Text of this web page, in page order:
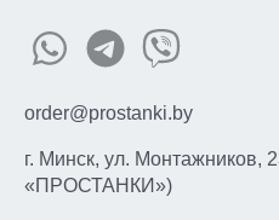
order@prostanki.by
г. Минск, ул. Монтажников,
«ПРОСТАНКИ»)